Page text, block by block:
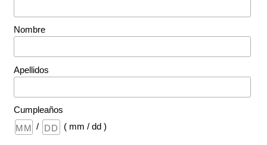
Nombre
Apellidos
Cumpleaños
/
( mm / dd )